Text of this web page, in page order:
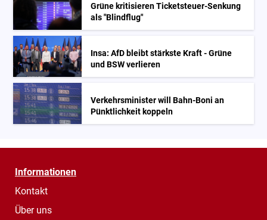
Grüne kritisieren Ticketsteuer-Senkung
als "Blindflug"
Insa: AfD bleibt stärkste Kraft - Grüne
und BSW verlieren
Verkehrsminister will Bahn-Boni an
Pünktlichkeit koppeln
Informationen
Kontakt
Über uns